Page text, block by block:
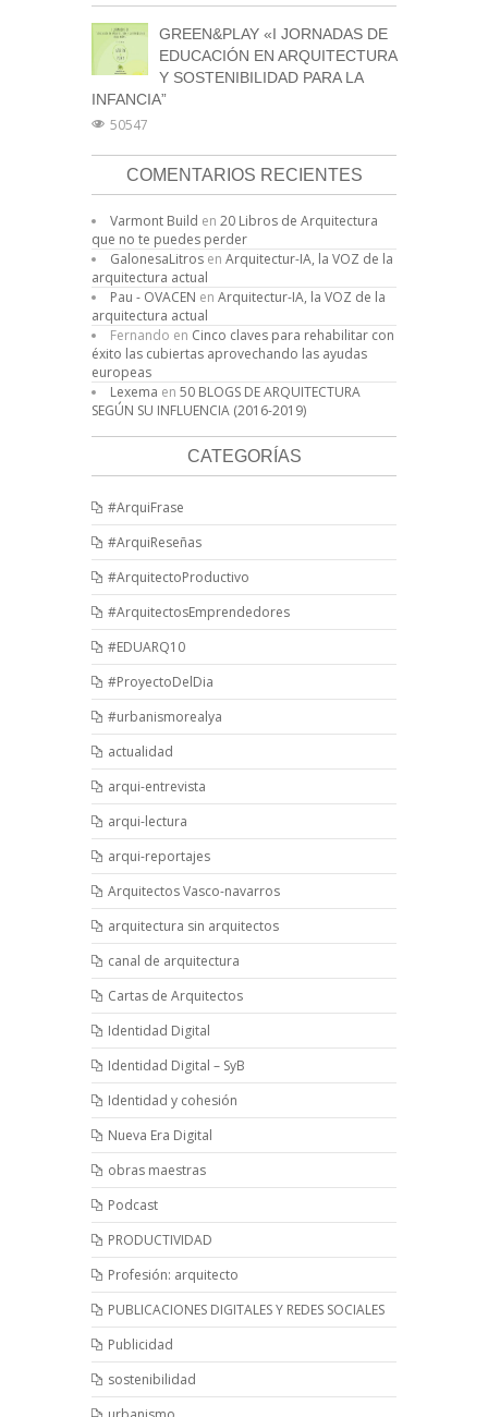
GREEN&PLAY «I JORNADAS DE
EDUCACIÓN EN ARQUITECTURA
Y SOSTENIBILIDAD PARA LA
INFANCIA”
50547
COMENTARIOS RECIENTES
Varmont Build en 20 Libros de Arquitectura
que no te puedes perder
GalonesaLitros en Arquitectur-IA, la VOZ de la
arquitectura actual
Pau - OVACEN en Arquitectur-IA, la VOZ de la
arquitectura actual
Fernando en Cinco claves para rehabilitar con
éxito las cubiertas aprovechando las ayudas
europeas
Lexema en 50 BLOGS DE ARQUITECTURA
SEGÚN SU INFLUENCIA (2016-2019)
CATEGORÍAS
#ArquiFrase
#ArquiReseñas
#ArquitectoProductivo
#ArquitectosEmprendedores
#EDUARQ10
#ProyectoDelDia
#urbanismorealya
actualidad
arqui-entrevista
arqui-lectura
arqui-reportajes
Arquitectos Vasco-navarros
arquitectura sin arquitectos
canal de arquitectura
Cartas de Arquitectos
Identidad Digital
Identidad Digital – SyB
Identidad y cohesión
Nueva Era Digital
obras maestras
Podcast
PRODUCTIVIDAD
Profesión: arquitecto
PUBLICACIONES DIGITALES Y REDES SOCIALES
Publicidad
sostenibilidad